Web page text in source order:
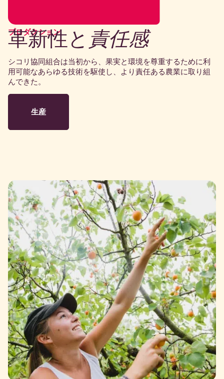
プロダクション
革新性と 責任感
シコリ協同組合は当初から、果実と環境を尊重するために利
用可能なあらゆる技術を駆使し、より責任ある農業に取り組
んできた。
生産